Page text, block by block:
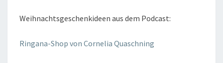
Weihnachtsgeschenkideen aus dem Podcast:
Ringana-Shop von Cornelia Quaschning